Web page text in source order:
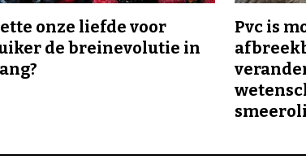
onze liefde voor
de breinevolutie in
Pvc is